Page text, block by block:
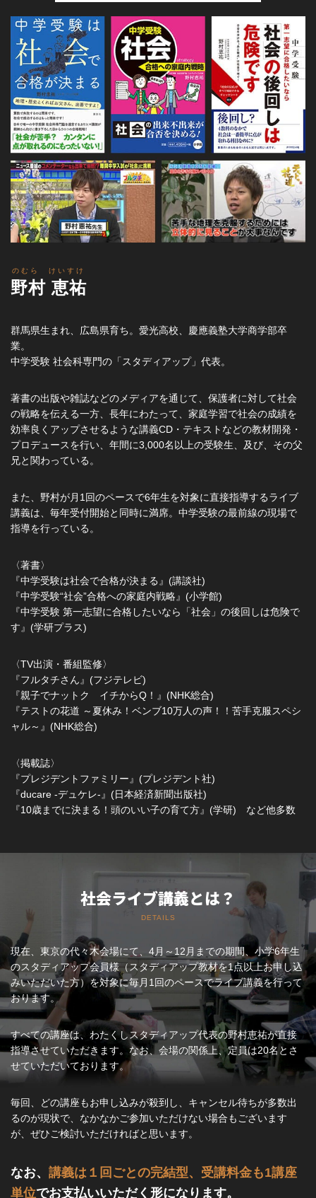
野村 恵祐
群馬県生まれ、広島県育ち。愛光高校、慶應義塾大学商学部卒
業。
中学受験 社会科専門の「スタディアップ」代表。
著書の出版や雑誌などのメディアを通じて、保護者に対して社会
の戦略を伝える一方、長年にわたって、家庭学習で社会の成績を
効率良くアップさせるような講義CD・テキストなどの教材開発・
プロデュースを行い、年間に3,000名以上の受験生、及び、その父
兄と関わっている。
また、野村が月1回のペースで6年生を対象に直接指導するライブ
講義は、毎年受付開始と同時に満席。中学受験の最前線の現場で
指導を行っている。
〈著書〉
『中学受験は社会で合格が決まる』(講談社)
『中学受験“社会”合格への家庭内戦略』(小学館)
『中学受験 第一志望に合格したいなら「社会」の後回しは危険で
す』(学研プラス)
〈TV出演・番組監修〉
『フルタチさん』(フジテレビ)
『親子でナットク イチからQ！』(NHK総合)
『テストの花道 ～夏休み！ベンブ10万人の声！！苦手克服スペシ
ャル～』(NHK総合)
〈掲載誌〉
『プレジデントファミリー』(プレジデント社)
『ducare -デュケレ-』(日本経済新聞出版社)
『10歳までに決まる！頭のいい子の育て方』(学研) など他多数
社会ライブ講義とは？
DETAILS
現在、東京の代々木会場にて、4月～12月までの期間、小学6年生
のスタディアップ会員様（スタディアップ教材を1点以上お申し込
みいただいた方）を対象に毎月1回のペースでライブ講義を行って
おります。
すべての講座は、わたくしスタディアップ代表の野村恵祐が直接
指導させていただきます。なお、会場の関係上、定員は20名とさ
せていただいております。
毎回、どの講座もお申し込みが殺到し、キャンセル待ちが多数出
るのが現状で、なかなかご参加いただけない場合もございます
が、ぜひご検討いただければと思います。
なお、 講義は１回ごとの完結型、受講料金も1講座
単位でお支払いいただく形になります。